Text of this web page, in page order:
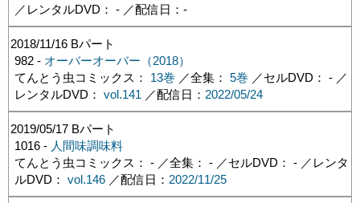
／レンタルDVD： - ／配信日： -
2018/11/16 Bパート
982 - オーバーオーバー（2018）
てんとう虫コミックス： 13巻 ／全集： 5巻 ／セルDVD： - ／
レンタルDVD： vol.141 ／配信日： 2022/05/24
2019/05/17 Bパート
1016 - 人間味調味料
てんとう虫コミックス： - ／全集： - ／セルDVD： - ／レンタ
ルDVD： vol.146／配信日： 2022/11/25